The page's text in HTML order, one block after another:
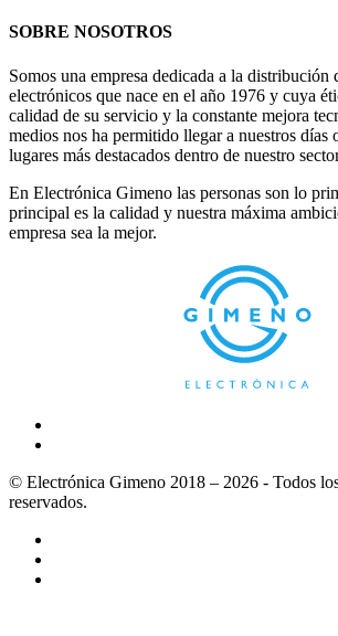
SOBRE NOSOTROS
Somos una empresa dedicada a la distribución
electrónicos que nace en el año 1976 y cuya
calidad de su servicio y la constante mejora
medios nos ha permitido llegar a nuestros días
lugares más destacados dentro de nuestro
En Electrónica Gimeno las personas son lo
principal es la calidad y nuestra máxima
empresa sea la mejor.
© Electrónica Gimeno 2018 – 2026 - Todos
reservados.